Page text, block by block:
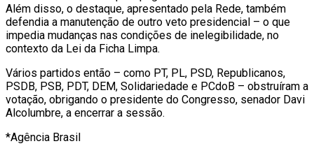
Além disso, o destaque, apresentado pela Rede, também
defendia a manutenção de outro veto presidencial – o que
impedia mudanças nas condições de inelegibilidade, no
contexto da Lei da Ficha Limpa.
Vários partidos então – como PT, PL, PSD, Republicanos,
PSDB, PSB, PDT, DEM, Solidariedade e PCdoB – obstruíram a
votação, obrigando o presidente do Congresso, senador Davi
Alcolumbre, a encerrar a sessão.
*Agência Brasil